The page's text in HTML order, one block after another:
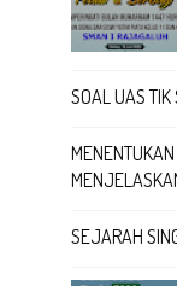
SOAL UAS TIK
SEJARAH